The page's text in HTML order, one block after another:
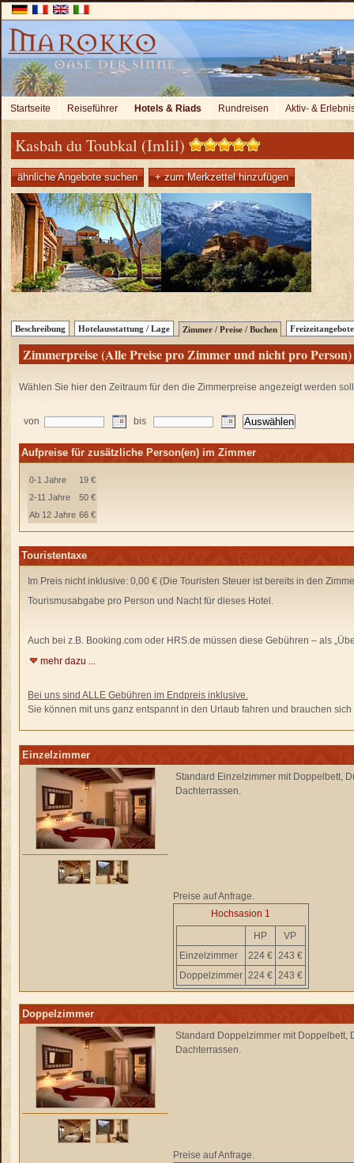
Startseite Reiseführer Hotels & Riads Rundreisen Aktiv- &
Kasbah du Toubkal (Imlil)
ähnliche Angebote suchen + zum Merkzettel hinzufügen
Beschreibung Hotelausstattung / Lage Zimmer / Preise / Buchen Freizeitangebote
Zimmerpreise (Alle Preise pro Zimmer und nicht pro Person)
Wählen Sie hier den Zeitraum für den die Zimmerpreise angezeigt werden
von bis
Aufpreise für zusätzliche Person(en) im Zimmer
0-1 Jahre
19 €
2-11 Jahre
50 €
Ab 12 Jahre 66 €
Touristentaxe
Im Preis nicht inklusive: 0,00 € (Die Touristen Steuer ist bereits in den
Tourismusabgabe pro Person und Nacht für dieses Hotel.
Auch bei z.B. Booking.com oder HRS.de müssen diese Gebühren – als
mehr dazu ...
Bei uns sind ALLE Gebühren im Endpreis inklusive.
Sie können mit uns ganz entspannt in den Urlaub fahren und brauchen
Einzelzimmer
Standard Einzelzimmer mit Doppelbett,
Dachterrassen.
Preise auf Anfrage.
Hochsasion 1
HP
VP
Einzelzimmer
224 € 243 €
Doppelzimmer 224 € 243 €
Doppelzimmer
Standard Doppelzimmer mit Doppelbett,
Dachterrassen.
Preise auf Anfrage.